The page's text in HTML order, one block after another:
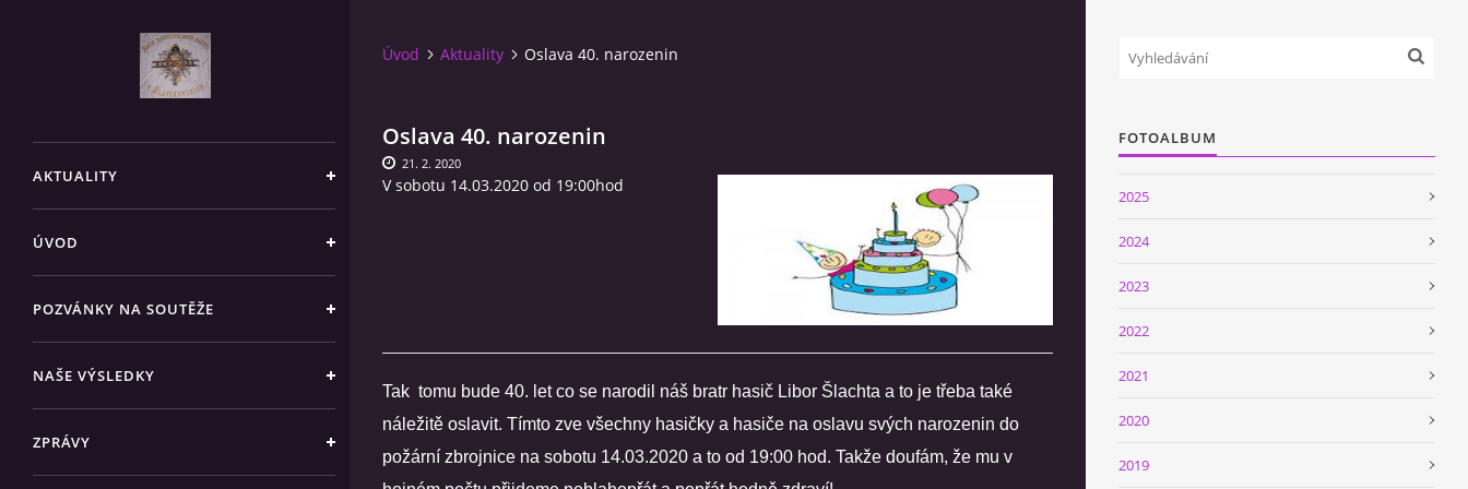
AKTUALITY
ÚVOD
POZVÁNKY NA SOUTĚŽE
NAŠE VÝSLEDKY
ZPRÁVY
Úvod Aktuality Oslava 40. narozenin
Oslava 40. narozenin
V sobotu 14.03.2020 od 19:00hod
21. 2. 2020
Tak tomu bude 40. let co se narodil náš bratr hasič Libor Šlachta a to je třeba také
náležitě oslavit. Tímto zve všechny hasičky a hasiče na oslavu svých narozenin do
požární zbrojnice na sobotu 14.03.2020 a to od 19:00 hod. Takže doufám, že mu v
FOTOALBUM
2025
2024
2023
2022
2021
2020
2019